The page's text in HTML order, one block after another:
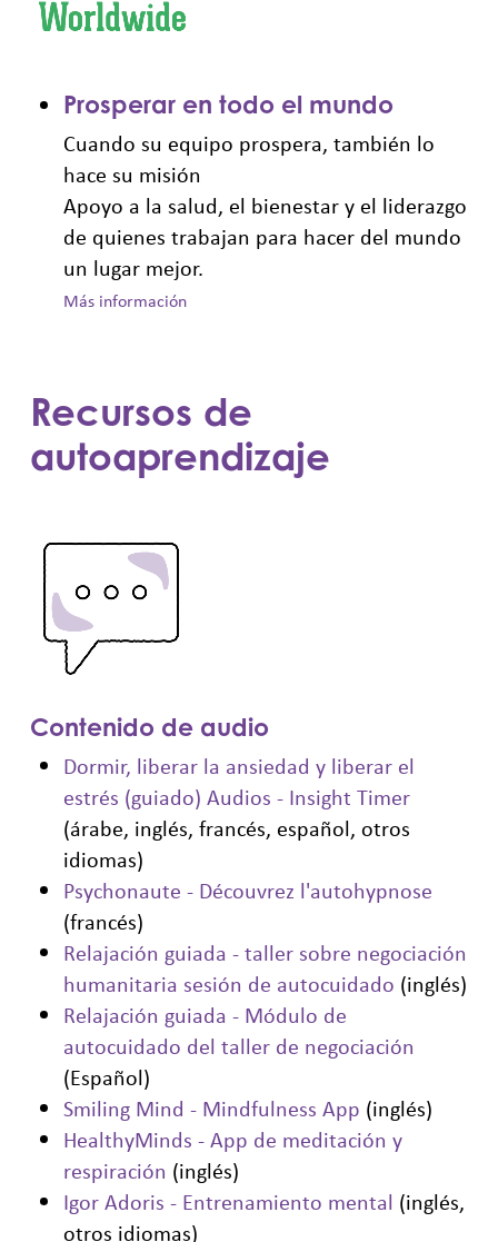
Prosperar en todo el mundo
Cuando su equipo prospera, también lo
hace su misión
Apoyo a la salud, el bienestar y el liderazgo
de quienes trabajan para hacer del mundo
un lugar mejor.
Más información
Recursos de
autoaprendizaje
Contenido de audio
Dormir, liberar la ansiedad y liberar el
estrés (guiado) Audios - Insight Timer
(árabe, inglés, francés, español, otros
idiomas)
Psychonaute - Découvrez l'autohypnose
(francés)
Relajación guiada - taller sobre negociación
humanitaria sesión de autocuidado (inglés)
Relajación guiada - Módulo de
autocuidado del taller de negociación
(Español)
Smiling Mind - Mindfulness App (inglés)
HealthyMinds - App de meditación y
respiración (inglés)
Igor Adoris - Entrenamiento mental (inglés,
otros idiomas)